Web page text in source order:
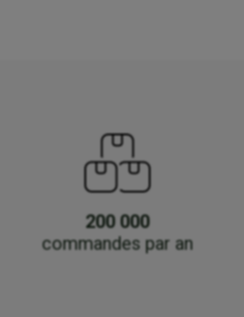
200 000
commandes par an